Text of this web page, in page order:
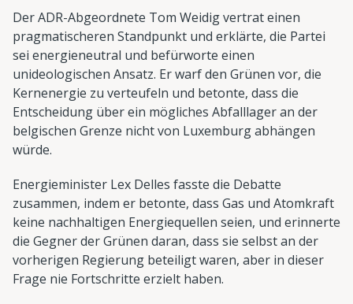
Der ADR-Abgeordnete Tom Weidig vertrat einen
pragmatischeren Standpunkt und erklärte, die Partei
sei energieneutral und befürworte einen
unideologischen Ansatz. Er warf den Grünen vor, die
Kernenergie zu verteufeln und betonte, dass die
Entscheidung über ein mögliches Abfalllager an der
belgischen Grenze nicht von Luxemburg abhängen
würde.
Energieminister Lex Delles fasste die Debatte
zusammen, indem er betonte, dass Gas und Atomkraft
keine nachhaltigen Energiequellen seien, und erinnerte
die Gegner der Grünen daran, dass sie selbst an der
vorherigen Regierung beteiligt waren, aber in dieser
Frage nie Fortschritte erzielt haben.